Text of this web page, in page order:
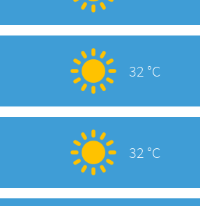
32 °C
32 °C